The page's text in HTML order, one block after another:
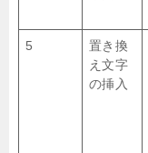
5
置き換
え文字
の挿入